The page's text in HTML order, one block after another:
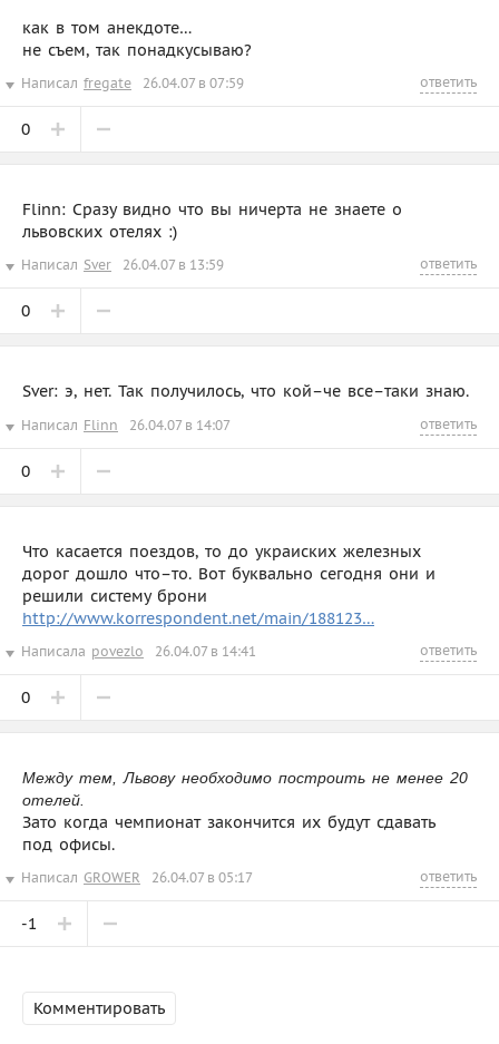
как в том анекдоте…
не съем, так понадкусываю?
Написал fregate 26.04.07 в 07:59 ответить
0
Flinn: Сразу видно что вы ничерта не знаете о
львовских отелях :)
Написал Sver 26.04.07 в 13:59 ответить
0
Sver: э, нет. Так получилось, что кой–че все–таки знаю.
Написал Flinn 26.04.07 в 14:07 ответить
0
Что касается поездов, то до украиских железных
дорог дошло что–то. Вот буквально сегодня они и
решили систему брони
http://www.korrespondent.net/main/188123…
Написала povezlo 26.04.07 в 14:41 ответить
0
Между тем, Львову необходимо построить не менее 20
отелей.
Зато когда чемпионат закончится их будут сдавать
под офисы.
Написал GROWER 26.04.07 в 05:17 ответить
-1
Комментировать